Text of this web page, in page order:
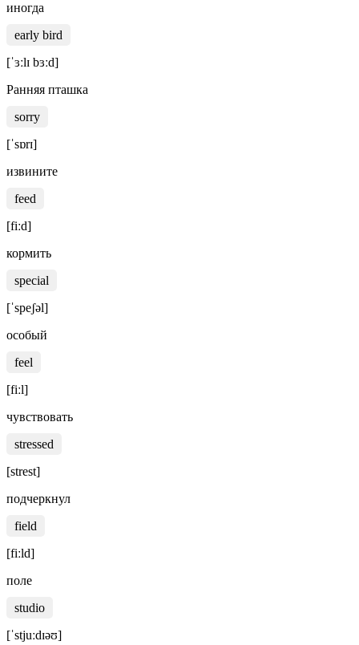
иногда
early bird
[ˈɜːlɪ bɜːd]
Ранняя пташка
sorry
[ˈsɒrɪ]
извините
feed
[fiːd]
кормить
special
[ˈspeʃəl]
особый
feel
[fiːl]
чувствовать
stressed
[strest]
подчеркнул
field
[fiːld]
поле
studio
[ˈstjuːdɪəʊ]